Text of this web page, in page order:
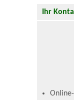
Ihr